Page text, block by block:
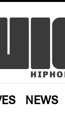
NEWS